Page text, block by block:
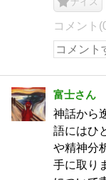
コメント
富士さん
神話から
語にはひ
や精神分
手に取り